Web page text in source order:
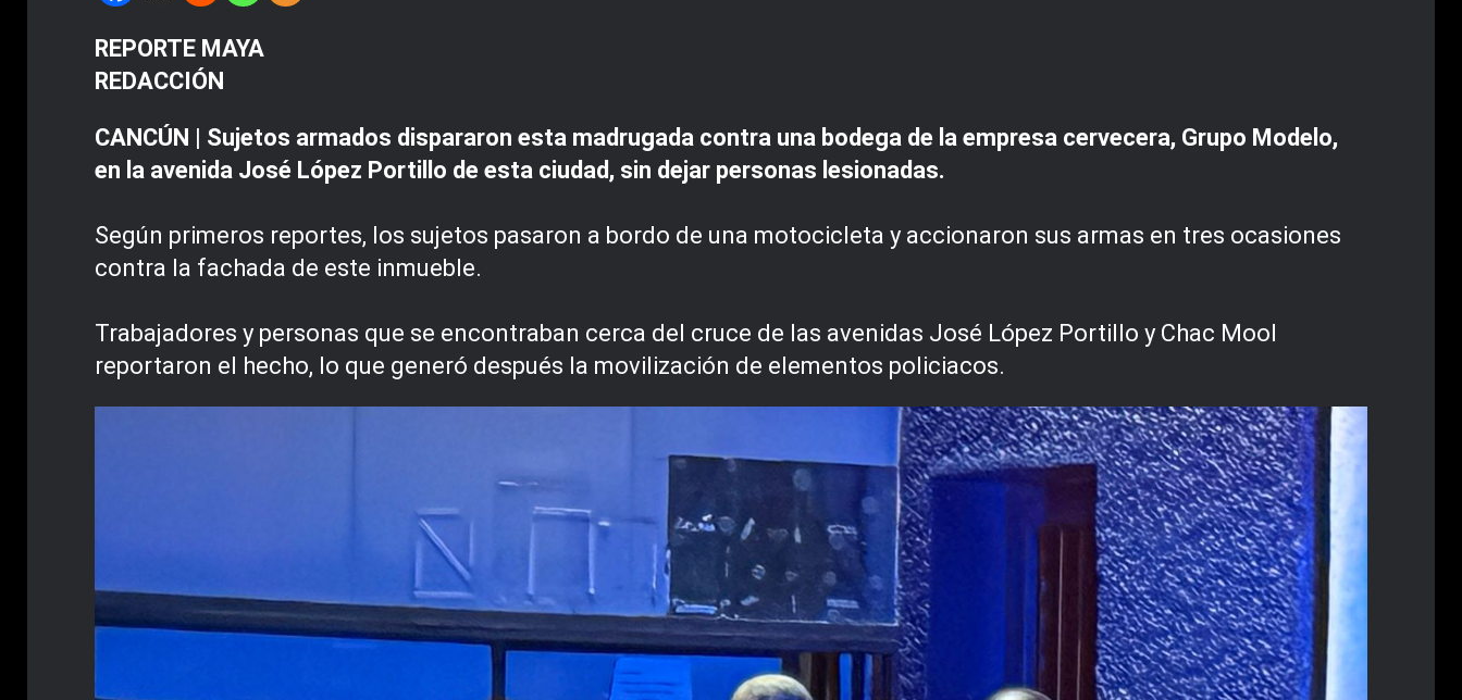
REPORTE MAYA
REDACCIÓN
CANCÚN | Sujetos armados dispararon esta madrugada contra una bodega de la empresa cervecera, Grupo Modelo,
en la avenida José López Portillo de esta ciudad, sin dejar personas lesionadas.
Según primeros reportes, los sujetos pasaron a bordo de una motocicleta y accionaron sus armas en tres ocasiones
contra la fachada de este inmueble.
Trabajadores y personas que se encontraban cerca del cruce de las avenidas José López Portillo y Chac Mool
reportaron el hecho, lo que generó después la movilización de elementos policiacos.